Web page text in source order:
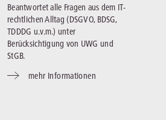
Beantwortet alle Fragen aus dem IT-
rechtlichen Alltag (DSGVO, BDSG,
TDDDG u.v.m.) unter
Berücksichtigung von UWG und
StGB.
mehr Informationen